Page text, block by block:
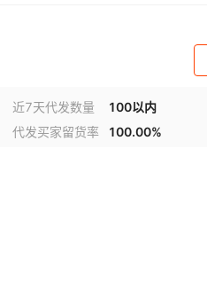
近7天代发数量 100以内
代发买家留货率 100.00%